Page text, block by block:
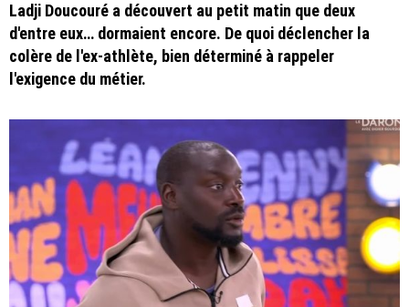
Ladji Doucouré a découvert au petit matin que deux
d'entre eux… dormaient encore. De quoi déclencher la
colère de l'ex-athlète, bien déterminé à rappeler
l'exigence du métier.